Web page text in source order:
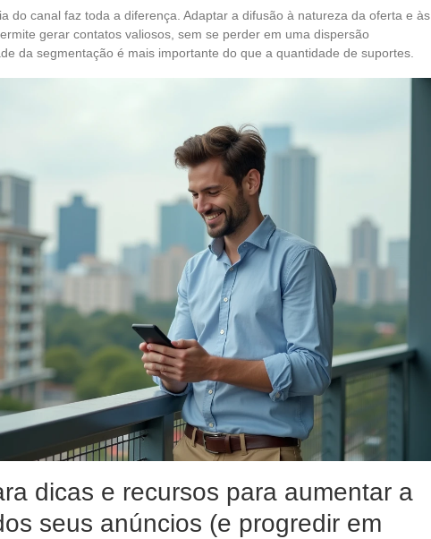
do canal faz toda a diferença. Adaptar a difusão à natureza da oferta e às
gerar contatos valiosos, sem se perder em uma dispersão
da segmentação é mais importante do que a quantidade de suportes.
dicas e recursos para aumentar a
seus anúncios (e progredir em